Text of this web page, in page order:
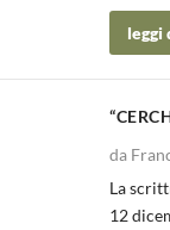
leggi
da
La
12